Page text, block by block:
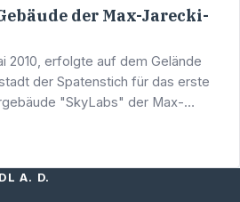
der Max-Jarecki-
2010, erfolgte auf dem Gelände
der Spatenstich für das erste
"SkyLabs" der Max-
A. D.